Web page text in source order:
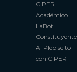
CIPER
Académico
LaBot
Constituyente
Al Plebiscito
con CIPER